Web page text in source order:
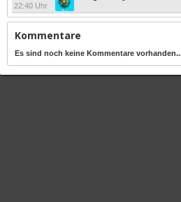
22:40 Uhr
Kommentare
Es sind noch keine Kommentare